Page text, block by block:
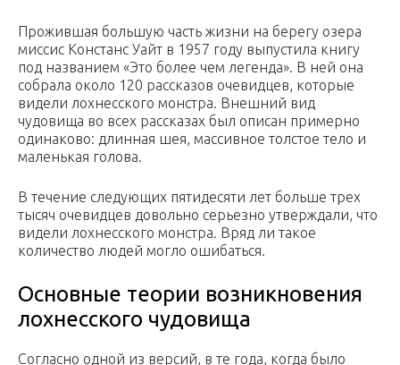
Прожившая большую часть жизни на берегу озера
миссис Констанс Уайт в 1957 году выпустила книгу
под названием «Это более чем легенда». В ней она
собрала около 120 рассказов очевидцев, которые
видели лохнесского монстра. Внешний вид
чудовища во всех рассказах был описан примерно
одинаково: длинная шея, массивное толстое тело и
маленькая голова.
В течение следующих пятидесяти лет больше трех
тысяч очевидцев довольно серьезно утверждали, что
видели лохнесского монстра. Вряд ли такое
количество людей могло ошибаться.
Основные теории возникновения
лохнесского чудовища
Согласно одной из версий, в те года, когда было